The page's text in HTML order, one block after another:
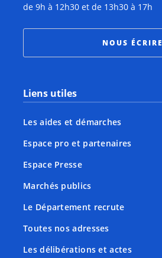
de 9h à 12h30 et de 13h30 à 17h
NOUS ÉCRIRE
Liens utiles
Les aides et démarches
Espace pro et partenaires
Espace Presse
Marchés publics
Le Département recrute
Toutes nos adresses
Les délibérations et actes